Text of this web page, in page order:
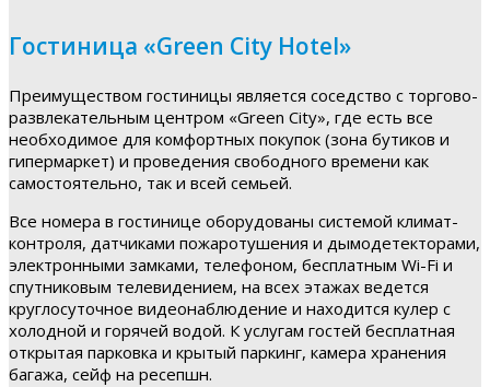
Гостиница «Green City Hotel»
Преимуществом гостиницы является соседство с торгово-
развлекательным центром «Green City», где есть все
необходимое для комфортных покупок (зона бутиков и
гипермаркет) и проведения свободного времени как
самостоятельно, так и всей семьей.
Все номера в гостинице оборудованы системой климат-
контроля, датчиками пожаротушения и дымодетекторами,
электронными замками, телефоном, бесплатным Wi-Fi и
спутниковым телевидением, на всех этажах ведется
круглосуточное видеонаблюдение и находится кулер с
холодной и горячей водой. К услугам гостей бесплатная
открытая парковка и крытый паркинг, камера хранения
багажа, сейф на ресепшн.